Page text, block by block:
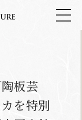
板芸
を特別